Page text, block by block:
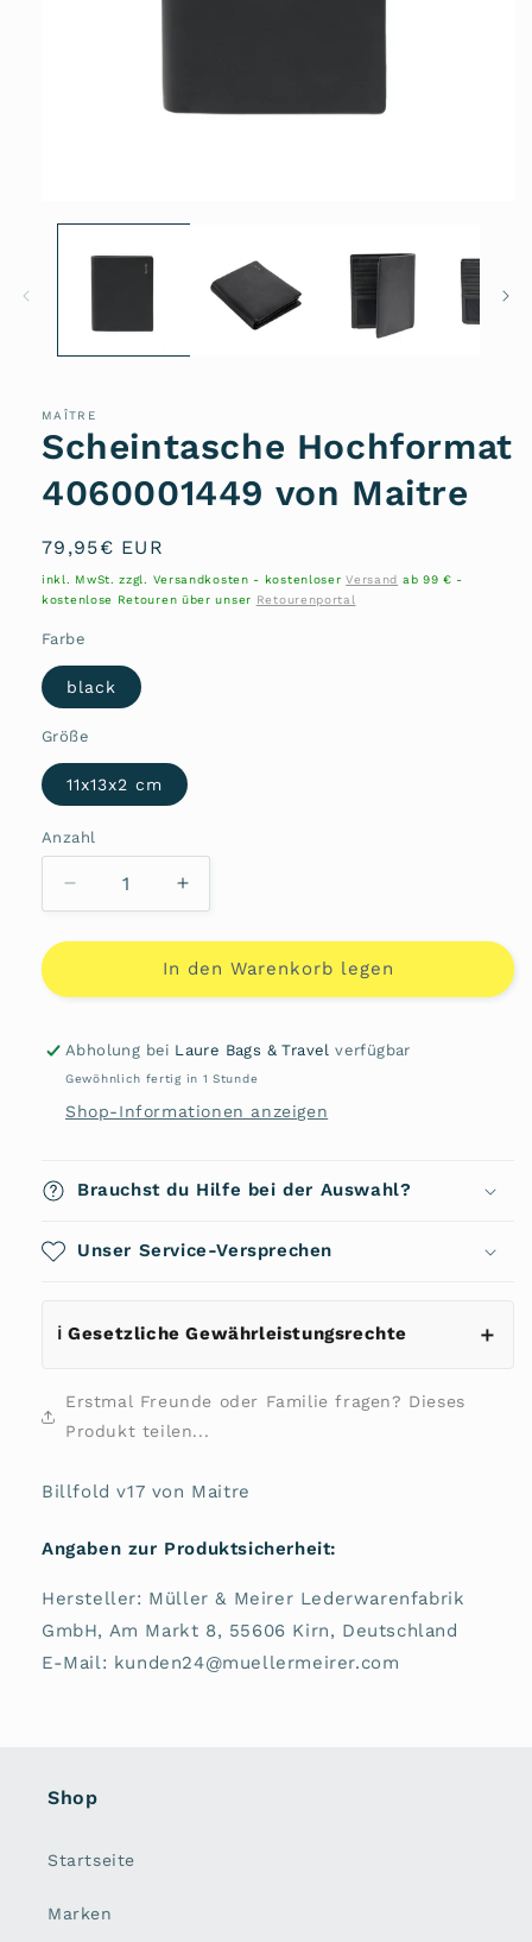
MAÎTRE
Scheintasche Hochformat
4060001449 von Maitre
Normaler
Preis
79,95€ EUR
inkl. MwSt. zzgl. Versandkosten - kostenloserVersand ab 99 € -
kostenlose Retouren über unser Retourenportal
Farbe
black
Größe
11x13x2 cm
Anzahl
Anzahl
Verringere
die
Menge
Scheintasche
4060001449
Erhöhe
die
Menge
für
Scheintasche
4060001449
In den Warenkorb legen
Abholung bei Laure Bags & Travel verfügbar
Gewöhnlich fertig in 1 Stunde
Shop-Informationen anzeigen
Brauchst du Hilfe bei der Auswahl?
Unser Service-Versprechen
ℹ️ Gesetzliche Gewährleistungsrechte
Erstmal Freunde oder Familie fragen? Dieses
Produkt teilen...
Billfold v17 von Maitre
Angaben zur Produktsicherheit:
Hersteller: Müller & Meirer Lederwarenfabrik
GmbH, Am Markt 8, 55606 Kirn, Deutschland
E-Mail: kunden24@muellermeirer.com
Shop
Startseite
Marken